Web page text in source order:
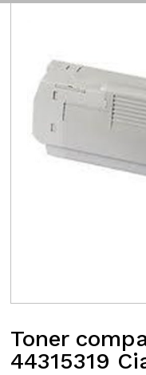
Toner
44315319